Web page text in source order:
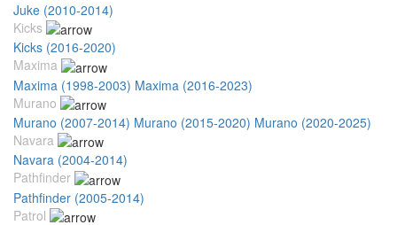
Juke (2010-2014)
Kicks
Kicks (2016-2020)
Maxima
Maxima (1998-2003) Maxima (2016-2023)
Murano
Murano (2007-2014) Murano (2015-2020) Murano (2020-2025)
Navara
Navara (2004-2014)
Pathfinder
Pathfinder (2005-2014)
Patrol